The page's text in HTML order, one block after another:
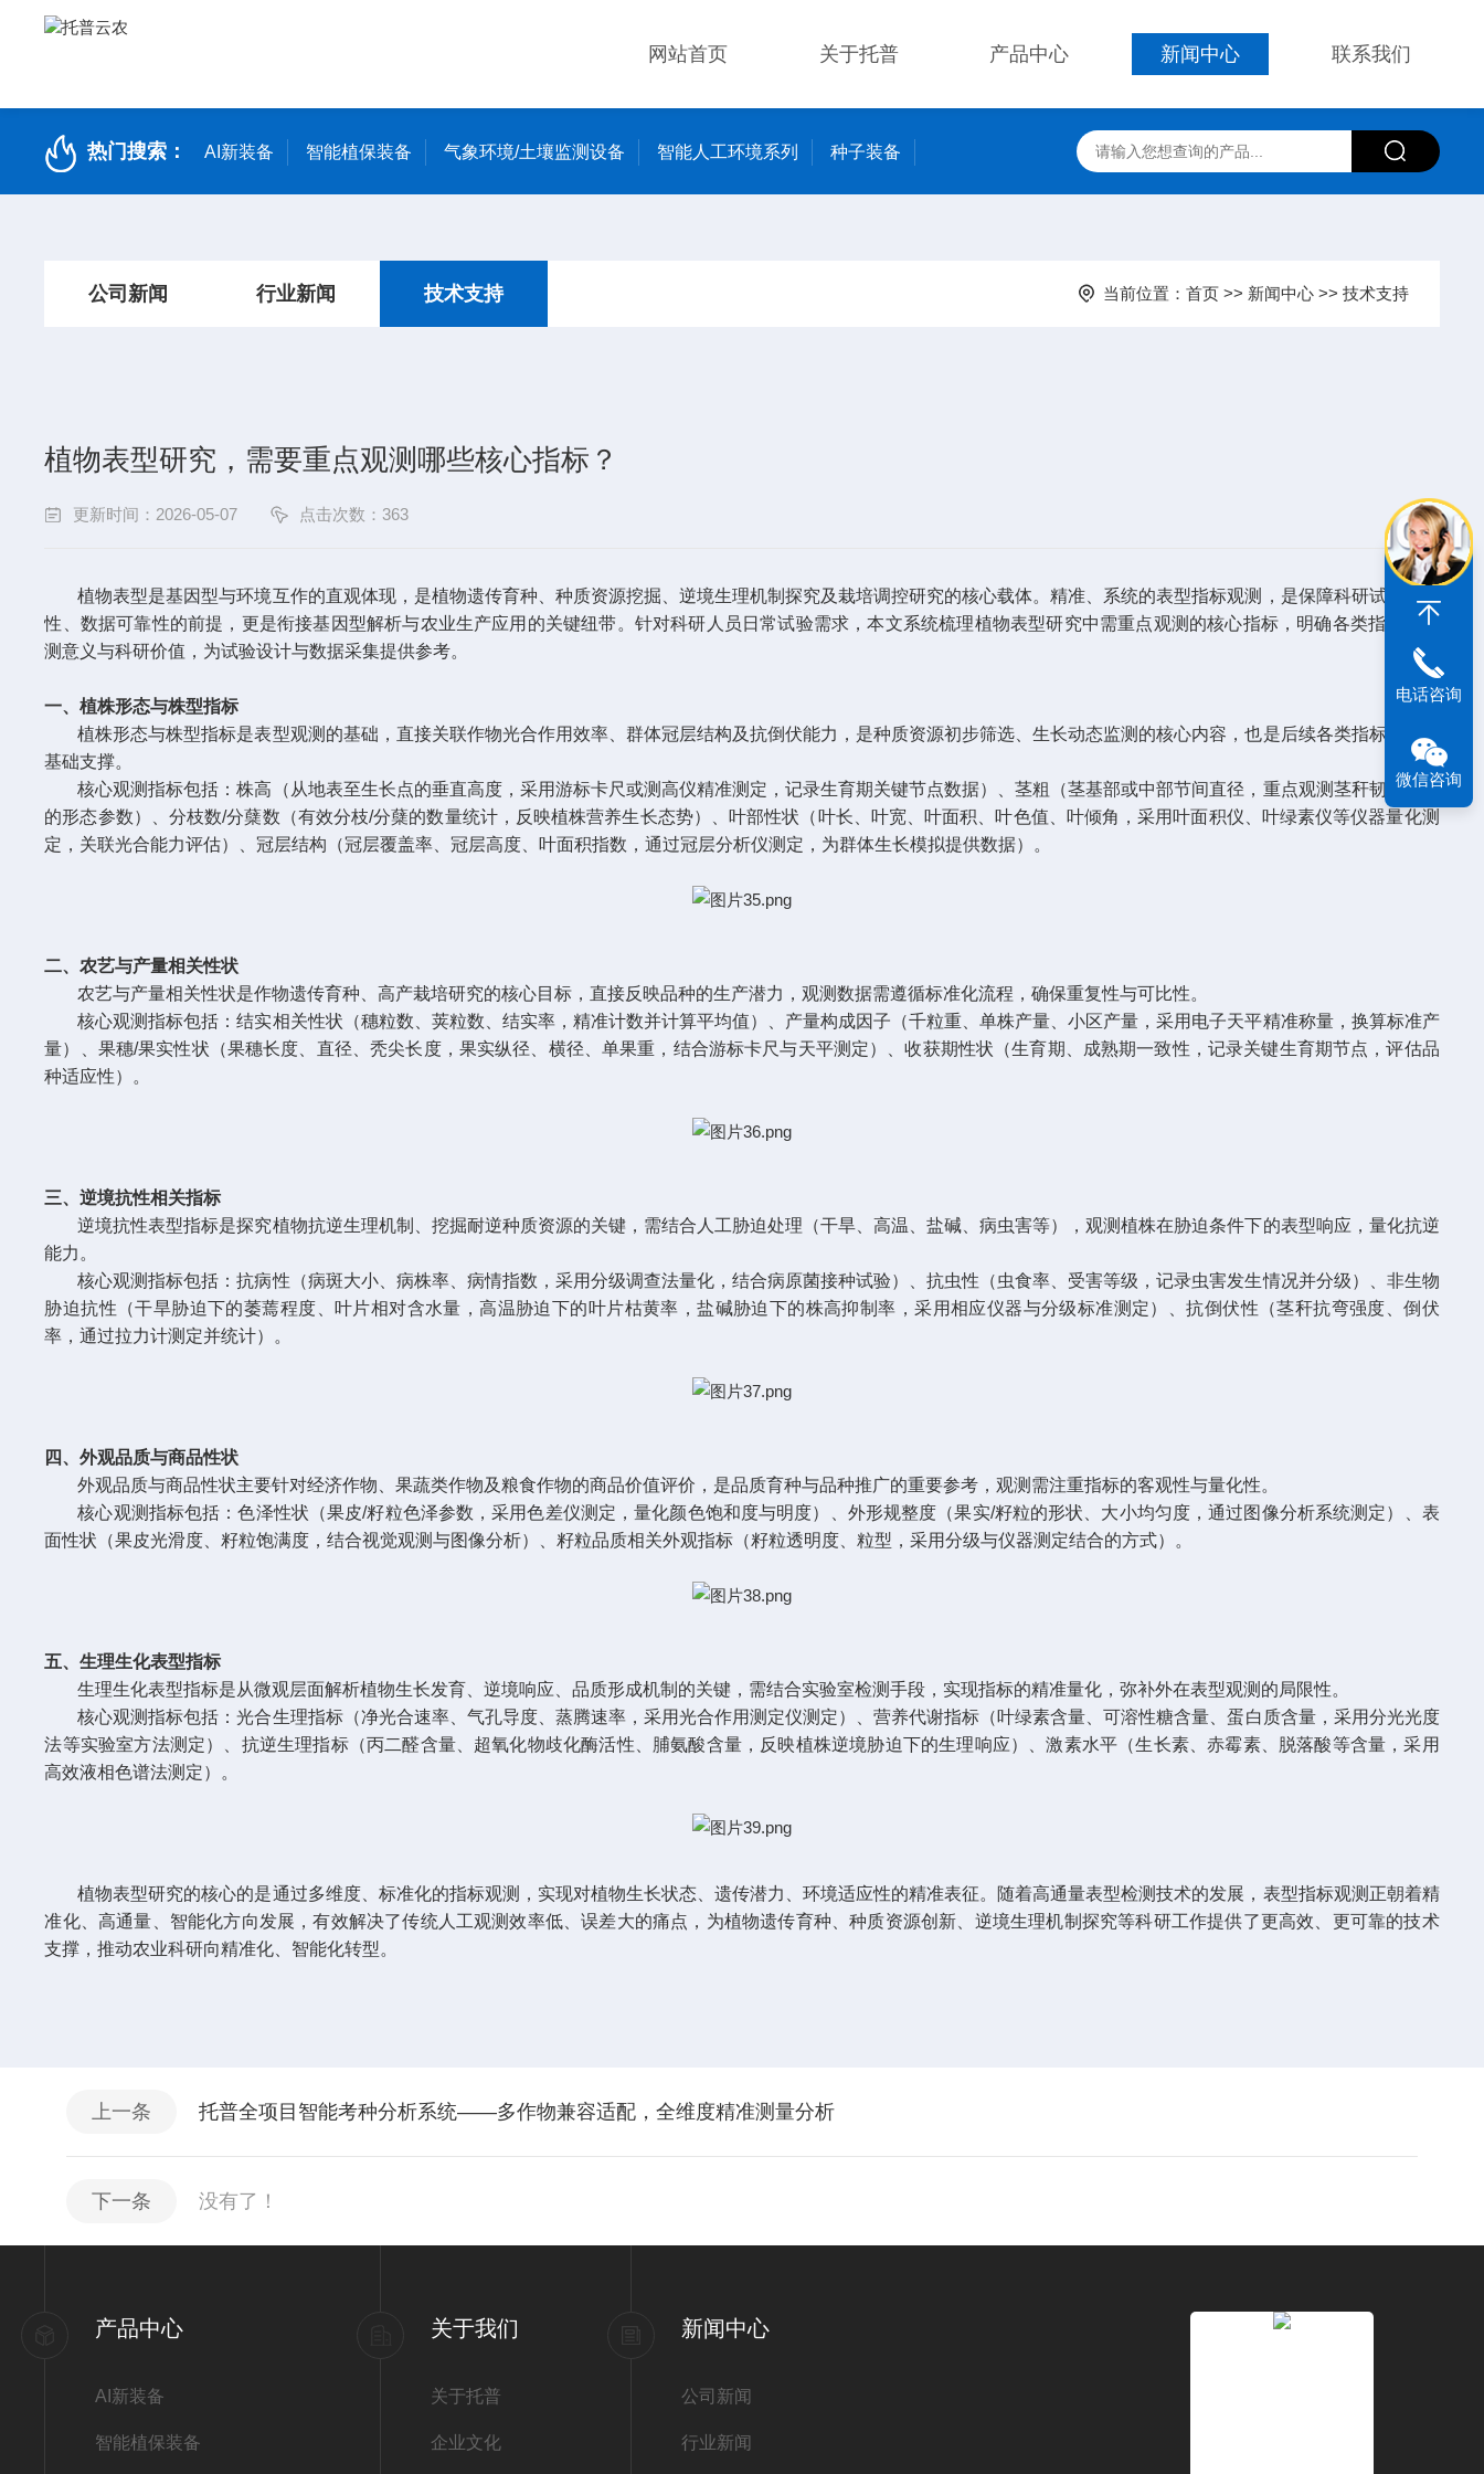
网站首页 关于托普 产品中心 新闻中心 联系我们
热门搜索： AI新装备 智能植保装备 气象环境/土壤监测设备 智能人工环境系列 种子装备
公司新闻 行业新闻 技术支持 当前位置： 首页>> 新闻中心>> 技术支持
植物表型研究，需要重点观测哪些核心指标？
更新时间：2026-05-07 点击次数：363
植物表型是基因型与环境互作的直观体现，是植物遗传育种、种质资源挖掘、逆境生理机制探究及栽培调控研究的核心载体。精准、系统的表型指标观测，是保障科研试验科学
性、数据可靠性的前提，更是衔接基因型解析与农业生产应用的关键纽带。针对科研人员日常试验需求，本文系统梳理植物表型研究中需重点观测的核心指标，明确各类指标的观
测意义与科研价值，为试验设计与数据采集提供参考。
一、植株形态与株型指标
植株形态与株型指标是表型观测的基础，直接关联作物光合作用效率、群体冠层结构及抗倒伏能力，是种质资源初步筛选、生长动态监测的核心内容，也是后续各类指标观测的
基础支撑。
核心观测指标包括：株高（从地表至生长点的垂直高度，采用游标卡尺或测高仪精准测定，记录生育期关键节点数据）、茎粗（茎基部或中部节间直径，重点观测茎秆韧性相关
的形态参数）、分枝数/分蘖数（有效分枝/分蘖的数量统计，反映植株营养生长态势）、叶部性状（叶长、叶宽、叶面积、叶色值、叶倾角，采用叶面积仪、叶绿素仪等仪器量化测
定，关联光合能力评估）、冠层结构（冠层覆盖率、冠层高度、叶面积指数，通过冠层分析仪测定，为群体生长模拟提供数据）。
二、农艺与产量相关性状
农艺与产量相关性状是作物遗传育种、高产栽培研究的核心目标，直接反映品种的生产潜力，观测数据需遵循标准化流程，确保重复性与可比性。
核心观测指标包括：结实相关性状（穗粒数、荚粒数、结实率，精准计数并计算平均值）、产量构成因子（千粒重、单株产量、小区产量，采用电子天平精准称量，换算标准产
量）、果穗/果实性状（果穗长度、直径、秃尖长度，果实纵径、横径、单果重，结合游标卡尺与天平测定）、收获期性状（生育期、成熟期一致性，记录关键生育期节点，评估品
种适应性）。
三、逆境抗性相关指标
逆境抗性表型指标是探究植物抗逆生理机制、挖掘耐逆种质资源的关键，需结合人工胁迫处理（干旱、高温、盐碱、病虫害等），观测植株在胁迫条件下的表型响应，量化抗逆
能力。
核心观测指标包括：抗病性（病斑大小、病株率、病情指数，采用分级调查法量化，结合病原菌接种试验）、抗虫性（虫食率、受害等级，记录虫害发生情况并分级）、非生物
胁迫抗性（干旱胁迫下的萎蔫程度、叶片相对含水量，高温胁迫下的叶片枯黄率，盐碱胁迫下的株高抑制率，采用相应仪器与分级标准测定）、抗倒伏性（茎秆抗弯强度、倒伏
率，通过拉力计测定并统计）。
四、外观品质与商品性状
外观品质与商品性状主要针对经济作物、果蔬类作物及粮食作物的商品价值评价，是品质育种与品种推广的重要参考，观测需注重指标的客观性与量化性。
核心观测指标包括：色泽性状（果皮/籽粒色泽参数，采用色差仪测定，量化颜色饱和度与明度）、外形规整度（果实/籽粒的形状、大小均匀度，通过图像分析系统测定）、表
面性状（果皮光滑度、籽粒饱满度，结合视觉观测与图像分析）、籽粒品质相关外观指标（籽粒透明度、粒型，采用分级与仪器测定结合的方式）。
五、生理生化表型指标
生理生化表型指标是从微观层面解析植物生长发育、逆境响应、品质形成机制的关键，需结合实验室检测手段，实现指标的精准量化，弥补外在表型观测的局限性。
核心观测指标包括：光合生理指标（净光合速率、气孔导度、蒸腾速率，采用光合作用测定仪测定）、营养代谢指标（叶绿素含量、可溶性糖含量、蛋白质含量，采用分光光度
法等实验室方法测定）、抗逆生理指标（丙二醛含量、超氧化物歧化酶活性、脯氨酸含量，反映植株逆境胁迫下的生理响应）、激素水平（生长素、赤霉素、脱落酸等含量，采用
高效液相色谱法测定）。
植物表型研究的核心的是通过多维度、标准化的指标观测，实现对植物生长状态、遗传潜力、环境适应性的精准表征。随着高通量表型检测技术的发展，表型指标观测正朝着精
准化、高通量、智能化方向发展，有效解决了传统人工观测效率低、误差大的痛点，为植物遗传育种、种质资源创新、逆境生理机制探究等科研工作提供了更高效、更可靠的技术
支撑，推动农业科研向精准化、智能化转型。
上一条 托普全项目智能考种分析系统——多作物兼容适配，全维度精准测量分析
下一条 没有了！
产品中心
AI新装备
智能植保装备
关于我们
关于托普
企业文化
新闻中心
公司新闻
行业新闻
电话咨询
微信咨询